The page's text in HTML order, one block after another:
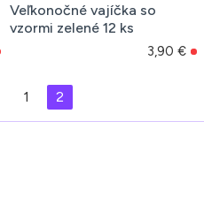
Veľkonočné vajíčka so
vzormi zelené 12 ks
3,90 €
1 2